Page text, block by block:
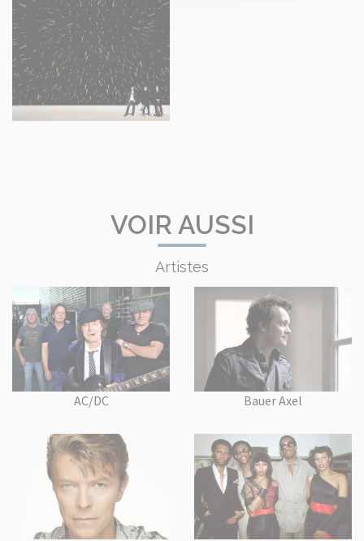
VOIR AUSSI
Artistes
AC/DC Bauer Axel